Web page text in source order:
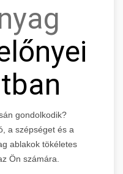
gondolkodik?
a szépséget és a
ablakok tökéletes
Ön számára.